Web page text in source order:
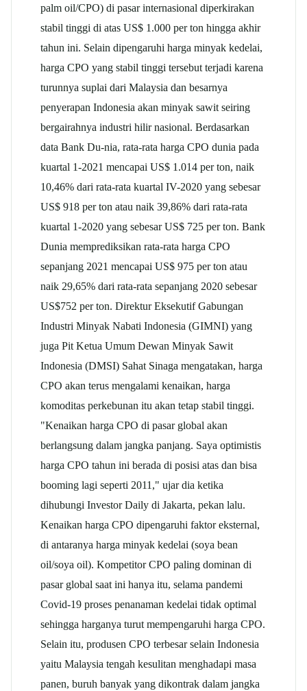
palm oil/CPO) di pasar internasional diperkirakan
stabil tinggi di atas US$ 1.000 per ton hingga akhir
tahun ini. Selain dipengaruhi harga minyak kedelai,
harga CPO yang stabil tinggi tersebut terjadi karena
turunnya suplai dari Malaysia dan besarnya
penyerapan Indonesia akan minyak sawit seiring
bergairahnya industri hilir nasional. Berdasarkan
data Bank Du-nia, rata-rata harga CPO dunia pada
kuartal 1-2021 mencapai US$ 1.014 per ton, naik
10,46% dari rata-rata kuartal IV-2020 yang sebesar
US$ 918 per ton atau naik 39,86% dari rata-rata
kuartal 1-2020 yang sebesar US$ 725 per ton. Bank
Dunia memprediksikan rata-rata harga CPO
sepanjang 2021 mencapai US$ 975 per ton atau
naik 29,65% dari rata-rata sepanjang 2020 sebesar
US$752 per ton. Direktur Eksekutif Gabungan
Industri Minyak Nabati Indonesia (GIMNI) yang
juga Pit Ketua Umum Dewan Minyak Sawit
Indonesia (DMSI) Sahat Sinaga mengatakan, harga
CPO akan terus mengalami kenaikan, harga
komoditas perkebunan itu akan tetap stabil tinggi.
"Kenaikan harga CPO di pasar global akan
berlangsung dalam jangka panjang. Saya optimistis
harga CPO tahun ini berada di posisi atas dan bisa
booming lagi seperti 2011," ujar dia ketika
dihubungi Investor Daily di Jakarta, pekan lalu.
Kenaikan harga CPO dipengaruhi faktor eksternal,
di antaranya harga minyak kedelai (soya bean
oil/soya oil). Kompetitor CPO paling dominan di
pasar global saat ini hanya itu, selama pandemi
Covid-19 proses penanaman kedelai tidak optimal
sehingga harganya turut mempengaruhi harga CPO.
Selain itu, produsen CPO terbesar selain Indonesia
yaitu Malaysia tengah kesulitan menghadapi masa
panen, buruh banyak yang dikontrak dalam jangka